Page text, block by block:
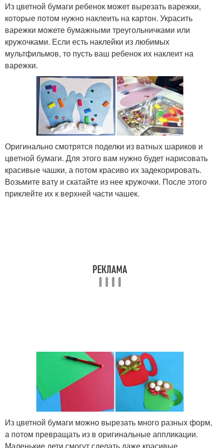
Из цветной бумаги ребенок может вырезать варежки,
которые потом нужно наклеить на картон. Украсить
варежки можете бумажными треугольничками или
кружочками. Если есть наклейки из любимых
мультфильмов, то пусть ваш ребенок их наклеит на
варежки.
Оригинально смотрятся поделки из ватных шариков и
цветной бумаги. Для этого вам нужно будет нарисовать
красивые чашки, а потом красиво их задекорировать.
Возьмите вату и скатайте из нее кружочки. После этого
приклейте их к верхней части чашек.
Из цветной бумаги можно вырезать много разных форм,
а потом превращать из в оригинальные аппликации.
Маленькие дети смогут сделать даже красивые